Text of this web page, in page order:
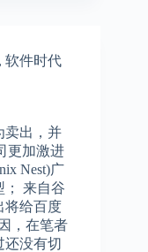
, 软件时代
卖出，并
更加激进
Nest)广
； 来自谷
将给百度
，在笔者
还没有切